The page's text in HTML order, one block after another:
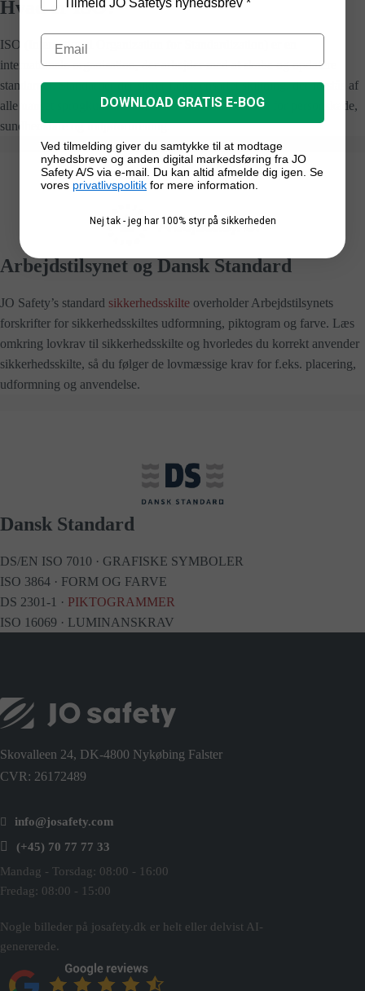
Hvad er ISO?
ISO (International Organization for Standardization) er en
internationale organisation, der arbejder med at skabe og opdatere
standarder. Standarder der sikrer f.eks. ensartet skiltning, der forstås af
alle uanset sprogkundskaber, dette mindsker risikoen for personskade,
sundhedsfare og miljøforurening.
Arbejdstilsynet og Dansk Standard
JO Safety’s standard sikkerhedsskilte overholder Arbejdstilsynets
forskrifter for sikkerhedsskiltes udformning, piktogram og farve. Læs
omkring lovkrav til sikkerhedsskilte og hvorledes du korrekt anvender
sikkerhedsskilte, så du følger de lovmæssige krav for f.eks. placering,
udformning og anvendelse.
Dansk Standard
DS/EN ISO 7010 · GRAFISKE SYMBOLER
ISO 3864 · FORM OG FARVE
DS 2301-1 · PIKTOGRAMMER
ISO 16069 · LUMINANSKRAV
Skovalleen 24, DK-4800 Nykøbing Falster
CVR: 26172489
info@josafety.com
(+45) 70 77 77 33
Mandag - Torsdag: 08:00 - 16:00
Fredag: 08:00 - 15:00
Nogle billeder på josafety.dk er helt eller delvist AI-
genererede.
DOWNLOAD GRATIS E-BOG
Ved tilmelding giver du samtykke til at modtage
nyhedsbreve og anden digital markedsføring fra JO
Safety A/S via e-mail. Du kan altid afmelde dig igen. Se
vores privatlivspolitik for mere information.
Nej tak - jeg har 100% styr på sikkerheden